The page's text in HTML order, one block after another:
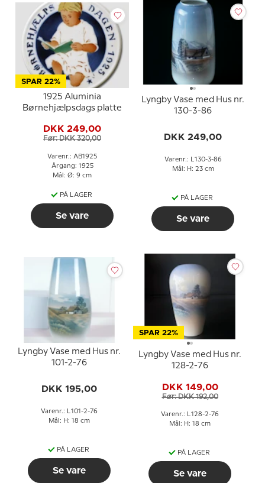
SPAR 22%
1925 Aluminia
Børnehjælpsdags platte
DKK 249,00
Før: DKK 320,00
Varenr.: AB1925
Årgang: 1925
Mål: Ø: 9 cm
PÅ LAGER
Se vare
Lyngby Vase med Hus nr.
130-3-86
DKK 249,00
Varenr.: L130-3-86
Mål: H: 23 cm
PÅ LAGER
Se vare
Lyngby Vase med Hus nr.
101-2-76
DKK 195,00
Varenr.: L101-2-76
Mål: H: 18 cm
PÅ LAGER
Se vare
SPAR 22%
Lyngby Vase med Hus nr.
128-2-76
DKK 149,00
Før: DKK 192,00
Varenr.: L128-2-76
Mål: H: 18 cm
PÅ LAGER
Se vare